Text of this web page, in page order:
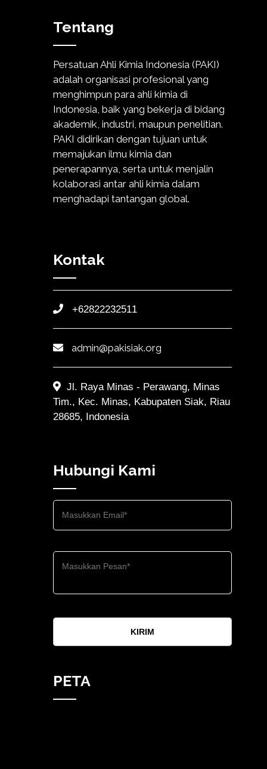
Tentang
Persatuan Ahli Kimia Indonesia (PAKI)
adalah organisasi profesional yang
menghimpun para ahli kimia di
Indonesia, baik yang bekerja di bidang
akademik, industri, maupun penelitian.
PAKI didirikan dengan tujuan untuk
memajukan ilmu kimia dan
penerapannya, serta untuk menjalin
kolaborasi antar ahli kimia dalam
menghadapi tantangan global.
Kontak
+62822232511
admin@pakisiak.org
Jl. Raya Minas - Perawang, Minas
Tim., Kec. Minas, Kabupaten Siak, Riau
28685, Indonesia
Hubungi Kami
KIRIM
PETA